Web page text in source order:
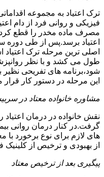
ترک اعتیاد به مجموعه
فیزیکی و روانی فرد از دام
مصرف ماده مخدر را قطع
اعتیاد برسد.پس از طی دوره
اصلی ترین مرحله ترک
طول می کشد و با نظر
شود،برنامه های تفریحی
این مرحله در دستور کار قرار
مشاوره خانواده معتاد در
نقش خانواده در درمان اعتیاد
گرفت.در کنار درمان روانی
های لازم برای نوع برخورد با
از بهبودی و ترخیص از کلینیک
پیگیری بعد از ترخیص معتاد